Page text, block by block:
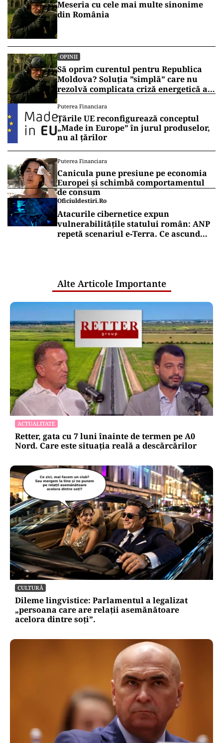
Meseria cu cele mai multe sinonime
din România
OPINII
Să oprim curentul pentru Republica
Moldova? Soluția ”simplă” care nu
rezolvă complicata criză energetică a
Puterea Financiara
Țările UE reconfigurează conceptul
„Made in Europe” în jurul produselor,
nu al țărilor
Puterea Financiara
Canicula pune presiune pe economia
Europei și schimbă comportamentul
de consum
Oficiuldestiri.ro
Atacurile cibernetice expun
vulnerabilitățile statului român: ANP
repetă scenariul e‑Terra. Ce ascund
Alte Articole Importante
ACTUALITATE
Retter, gata cu 7 luni înainte de termen pe A0
Nord. Care este situația reală a descărcărilor
CULTURĂ
Dileme lingvistice: Parlamentul a legalizat
„persoana care are relații asemănătoare
acelora dintre soți”.